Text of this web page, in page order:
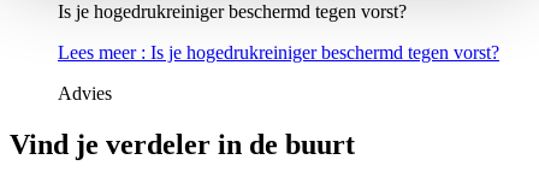
Is je hogedrukreiniger beschermd tegen vorst?
Lees meer : Is je hogedrukreiniger beschermd tegen vorst?
Advies
Vind je verdeler in de buurt